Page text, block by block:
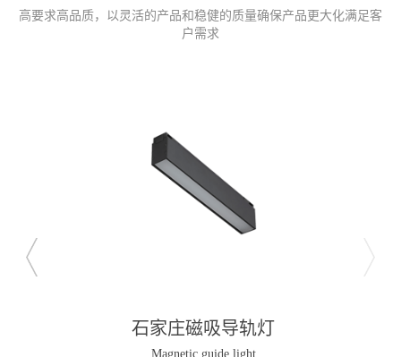
高要求高品质，以灵活的产品和稳健的质量确保产品更大化满足客
户需求
石家庄磁吸导轨灯
Magnetic guide light